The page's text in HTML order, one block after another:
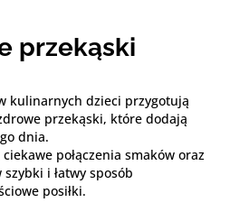
przekąski
kulinarnych dzieci przygotują
przekąski, które dodają
dnia.
połączenia smaków oraz
i łatwy sposób
posiłki.